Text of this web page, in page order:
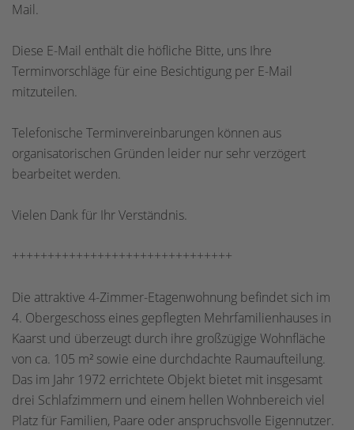
Mail.
Diese E-Mail enthält die höfliche Bitte, uns Ihre
Terminvorschläge für eine Besichtigung per E-Mail
mitzuteilen.
Telefonische Terminvereinbarungen können aus
organisatorischen Gründen leider nur sehr verzögert
bearbeitet werden.
Vielen Dank für Ihr Verständnis.
+++++++++++++++++++++++++++++++
Die attraktive 4-Zimmer-Etagenwohnung befindet sich im
4. Obergeschoss eines gepflegten Mehrfamilienhauses in
Kaarst und überzeugt durch ihre großzügige Wohnfläche
von ca. 105 m² sowie eine durchdachte Raumaufteilung.
Das im Jahr 1972 errichtete Objekt bietet mit insgesamt
drei Schlafzimmern und einem hellen Wohnbereich viel
Platz für Familien, Paare oder anspruchsvolle Eigennutzer.